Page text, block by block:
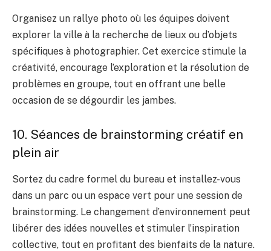
Organisez un rallye photo où les équipes doivent
explorer la ville à la recherche de lieux ou d’objets
spécifiques à photographier. Cet exercice stimule la
créativité, encourage l’exploration et la résolution de
problèmes en groupe, tout en offrant une belle
occasion de se dégourdir les jambes.
10. Séances de brainstorming créatif en
plein air
Sortez du cadre formel du bureau et installez-vous
dans un parc ou un espace vert pour une session de
brainstorming. Le changement d’environnement peut
libérer des idées nouvelles et stimuler l’inspiration
collective, tout en profitant des bienfaits de la nature.